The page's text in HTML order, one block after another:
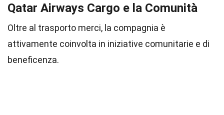
Qatar Airways Cargo e la Comunità
Oltre al trasporto merci, la compagnia è
attivamente coinvolta in iniziative comunitarie e di
beneficenza.